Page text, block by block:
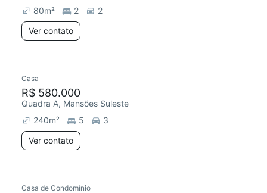
80m² 2
2
Ver contato
Casa
R$ 580.000
Quadra A, Mansões Suleste
240m² 5
3
Ver contato
Casa de Condomínio